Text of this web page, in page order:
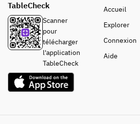
TableCheck
Scanner
pour
télécharger
l'application
TableCheck
Accueil
Explorer
Connexion
Aide